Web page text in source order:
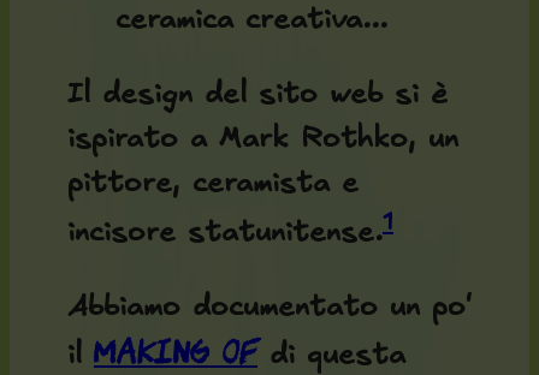
ceramica creativa...
Il design del sito web si è
ispirato a Mark Rothko, un
pittore, ceramista e
incisore statunitense.1
Abbiamo documentato un po'
il Making ofdi questa